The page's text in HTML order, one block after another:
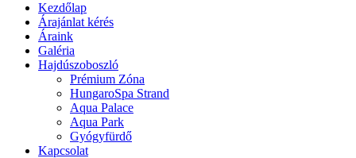
Kezdőlap
Árajánlat kérés
Áraink
Galéria
Hajdúszoboszló
Prémium Zóna
HungaroSpa Strand
Aqua Palace
Aqua Park
Gyógyfürdő
Kapcsolat